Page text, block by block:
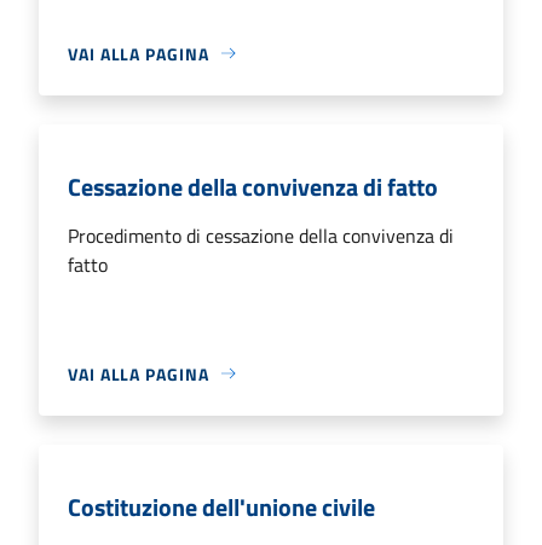
VAI ALLA PAGINA
Cessazione della convivenza di fatto
Procedimento di cessazione della convivenza di
fatto
VAI ALLA PAGINA
Costituzione dell'unione civile